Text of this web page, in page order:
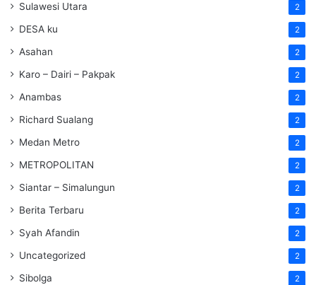
Sulawesi Utara 2
DESA ku 2
Asahan 2
Karo – Dairi – Pakpak 2
Anambas 2
Richard Sualang 2
Medan Metro 2
METROPOLITAN 2
Siantar – Simalungun 2
Berita Terbaru 2
Syah Afandin 2
Uncategorized 2
Sibolga 2